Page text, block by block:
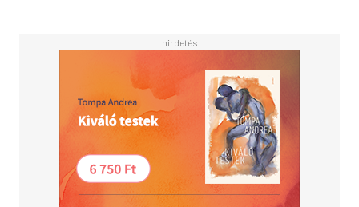
arra a realista optimizmusra, ami a pozitív lelki
amelyeket nem kevés kudarc árán ismertek fel.
Ebben a könyvben készen kapjuk ezeket az elveket. De
nemcsak az elveket, hanem azokat a módszereket és
technikákat is, ahogyan ezeket alkalmaznunk kell. Sőt,
ahogyan ezek alkalmazása második természetünkké válik.
Vagyis, ahogyan szert tehetünk a siker szokására.
A sikerhez vezető út senki előtt sincs zárva, akiben van
elszántság, hogy változzék, nyitottság, hogy mások